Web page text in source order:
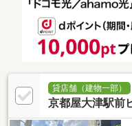
貸店舗（建物一部）
京都屋大津駅前